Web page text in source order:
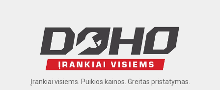
Įrankiai visiems. Puikios kainos. Greitas pristatymas.